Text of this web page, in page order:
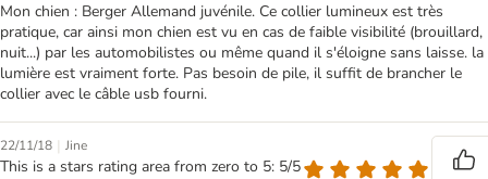
Mon chien : Berger Allemand juvénile. Ce collier lumineux est très
pratique, car ainsi mon chien est vu en cas de faible visibilité (brouillard,
nuit...) par les automobilistes ou même quand il s'éloigne sans laisse. la
lumière est vraiment forte. Pas besoin de pile, il suffit de brancher le
collier avec le câble usb fourni.
22/11/18 | Jine
This is a stars rating area from zero to 5: 5/5